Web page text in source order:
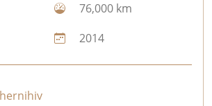
76,000 km
2014